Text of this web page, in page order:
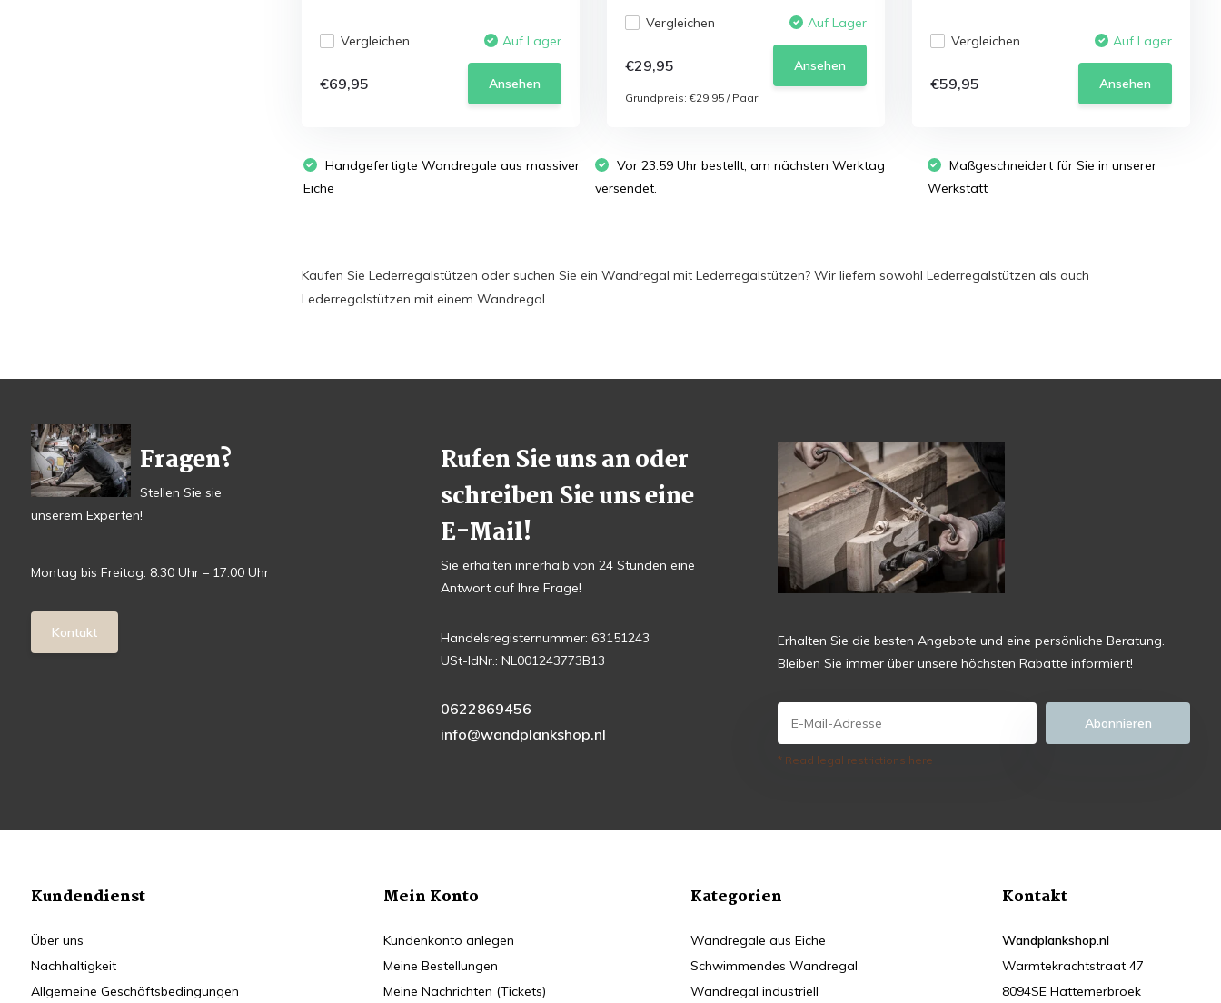
Vergleichen Auf Lager
€69,95 Ansehen
Vergleichen Auf Lager
€29,95 Ansehen
Grundpreis:€29,95/ Paar
Vergleichen Auf Lager
€59,95 Ansehen
Handgefertigte Wandregale aus massiver
Eiche
Vor 23:59 Uhr bestellt, am nächsten Werktag
versendet.
Maßgeschneidert für Sie in unserer
Werkstatt
Kaufen Sie Lederregalstützen oder suchen Sie ein Wandregal mit Lederregalstützen? Wir liefern sowohl Lederregalstützen als auch
Lederregalstützen mit einem Wandregal.
Fragen?
Stellen Sie sie
unserem Experten!
Montag bis Freitag: 8:30 Uhr – 17:00 Uhr
Kontakt
Rufen Sie uns an oder
schreiben Sie uns eine
E-Mail!
Sie erhalten innerhalb von 24 Stunden eine
Antwort auf Ihre Frage!
Handelsregisternummer: 63151243
USt-IdNr.: NL001243773B13
0622869456
info@wandplankshop.nl
Erhalten Sie die besten Angebote und eine persönliche Beratung.
Bleiben Sie immer über unsere höchsten Rabatte informiert!
Abonnieren
* Read legal restrictions here
Kundendienst
Über uns
Nachhaltigkeit
Allgemeine Geschäftsbedingungen
Mein Konto
Kundenkonto anlegen
Meine Bestellungen
Meine Nachrichten (Tickets)
Kategorien
Wandregale aus Eiche
Schwimmendes Wandregal
Wandregal industriell
Kontakt
Wandplankshop.nl
Warmtekrachtstraat 47
8094SE Hattemerbroek